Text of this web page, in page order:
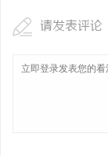
请发表评论